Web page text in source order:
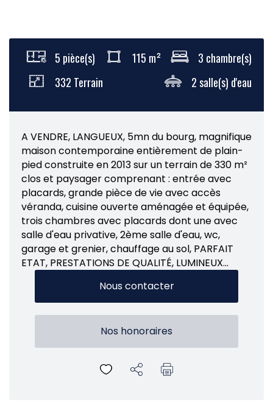
5 pièce(s) 115 m²
3 chambre(s)
332 Terrain
2 salle(s) d'eau
A VENDRE, LANGUEUX, 5mn du bourg, magnifique
maison contemporaine entièrement de plain-
pied construite en 2013 sur un terrain de 330 m²
clos et paysager comprenant : entrée avec
placards, grande pièce de vie avec accès
véranda, cuisine ouverte aménagée et équipée,
trois chambres avec placards dont une avec
salle d'eau privative, 2ème salle d'eau, wc,
garage et grenier, chauffage au sol, PARFAIT
ETAT, PRESTATIONS DE QUALITÉ, LUMINEUX...
Nous contacter
Nos honoraires